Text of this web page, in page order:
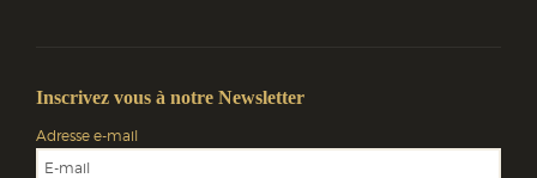
Inscrivez vous à notre Newsletter
Adresse e-mail